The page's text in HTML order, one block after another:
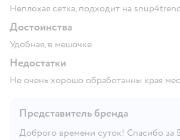
Неплохая сетка, подходит на
Достоинства
Удобная, в мешочке
Недостатки
Не очень хорошо обработанны края
Представитель бренда
Доброго времени суток! Спасибо за